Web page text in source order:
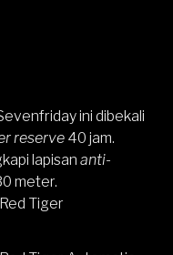
ini dibekali
reserve 40 jam.
lapisan anti-
meter.
Tiger